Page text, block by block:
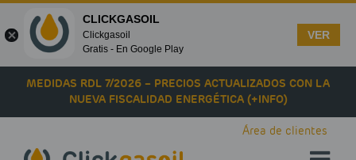
Skip to main content
MEDIDAS RDL 7/2026 – PRECIOS ACTUALIZADOS CON LA
NUEVA FISCALIDAD ENERGÉTICA (+INFO)
Área de clientes
CLICKGASOIL
Clickgasoil
Gratis - En Google Play
VER